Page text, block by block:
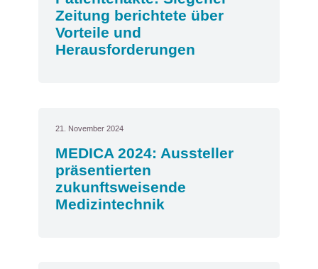
Zeitung berichtete über
Vorteile und
Herausforderungen
21. November 2024
MEDICA 2024: Aussteller
präsentierten
zukunftsweisende
Medizintechnik